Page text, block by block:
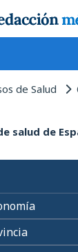
de Salud
salud de